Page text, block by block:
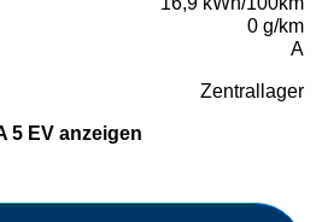
0 g/km
A
Zentrallager
5 EV anzeigen